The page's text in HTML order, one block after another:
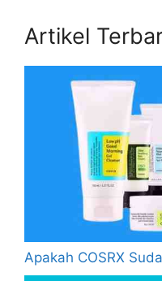
Artikel
Apakah COSRX